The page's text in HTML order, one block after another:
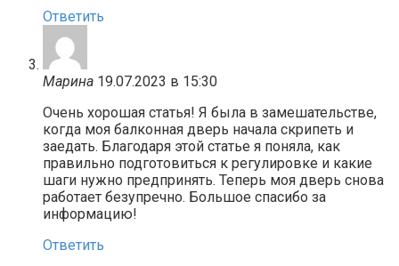
Ответить
Марина 19.07.2023 в 15:30
Очень хорошая статья! Я была в замешательстве,
когда моя балконная дверь начала скрипеть и
заедать. Благодаря этой статье я поняла, как
правильно подготовиться к регулировке и какие
шаги нужно предпринять. Теперь моя дверь снова
работает безупречно. Большое спасибо за
информацию!
Ответить